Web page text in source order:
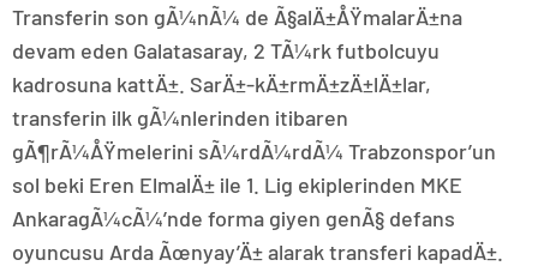
Transferin son gÃ¼nÃ¼ de Ã§alÄ±ÅŸmalarÄ±na
devam eden Galatasaray, 2 TÃ¼rk futbolcuyu
kadrosuna kattÄ±. SarÄ±-kÄ±rmÄ±zÄ±lÄ±lar,
transferin ilk gÃ¼nlerinden itibaren
gÃ¶rÃ¼ÅŸmelerini sÃ¼rdÃ¼rdÃ¼ Trabzonspor’un
sol beki Eren ElmalÄ± ile 1. Lig ekiplerinden MKE
AnkaragÃ¼cÃ¼’nde forma giyen genÃ§ defans
oyuncusu Arda Ãœnyay’Ä± alarak transferi kapadÄ±.